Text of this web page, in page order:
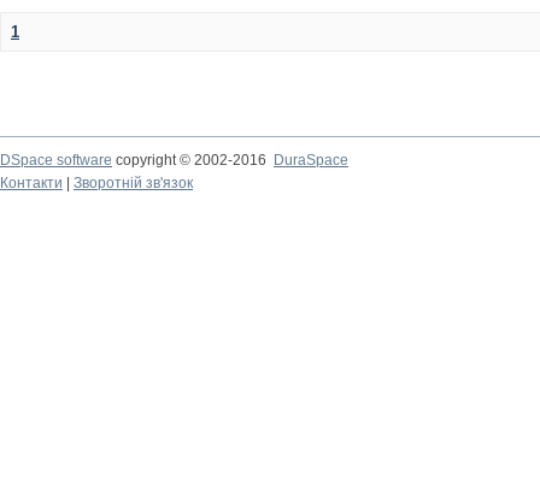
1
DSpace software copyright © 2002-2016
DuraSpace
Контакти
Зворотній зв'язок